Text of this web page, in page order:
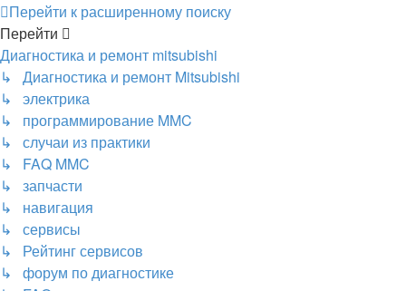
Перейти к расширенному поиску
Перейти
Диагностика и ремонт mitsubishi
↳ Диагностика и ремонт Mitsubishi
↳ электрика
↳ программирование MMC
↳ случаи из практики
↳ FAQ MMC
↳ запчасти
↳ навигация
↳ сервисы
↳ Рейтинг сервисов
↳ форум по диагностике